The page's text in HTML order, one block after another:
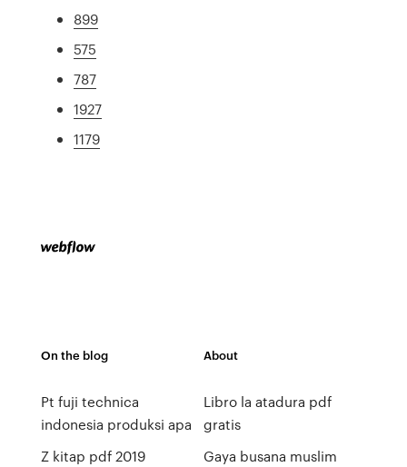
899
575
787
1927
1179
On the blog
Pt fuji technica
indonesia produksi apa
Z kitap pdf 2019
About
Libro la atadura pdf
gratis
Gaya busana muslim